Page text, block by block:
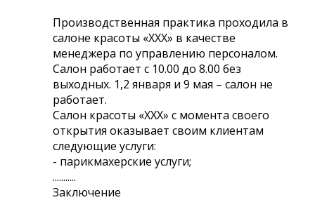
Производственная практика проходила в
салоне красоты «ХХХ» в качестве
менеджера по управлению персоналом.
Салон работает с 10.00 до 8.00 без
выходных. 1,2 января и 9 мая – салон не
работает.
Салон красоты «ХХХ» с момента своего
открытия оказывает своим клиентам
следующие услуги:
- парикмахерские услуги;
...........
Заключение